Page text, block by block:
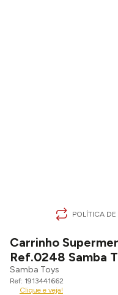
POLÍTICA
Carrinho
Ref.0248 Samba
Samba Toys
1913441662
Clique e veja!